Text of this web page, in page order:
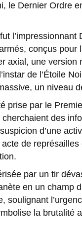
le Dernier Ordre
conçus
axial, une
de l’Étoile
un niveau
prise par le
des
d’une
de
par un tir
en un champ
soulignant
la brutalité